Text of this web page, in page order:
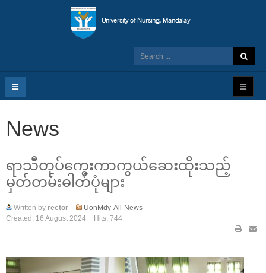
News
ရာသီတုပ်ကွေးကာကွယ်ဆေးထိုးသည့်
မှတ်တမ်းဓါတ်ပုံများ
Written by rector
UonMdy-All-News
Created: 16 August 2024
Hits: 744